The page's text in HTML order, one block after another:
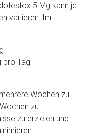
5 Mg kann je
variieren. Im
pro Tag
Wochen zu
zu
zu erzielen und